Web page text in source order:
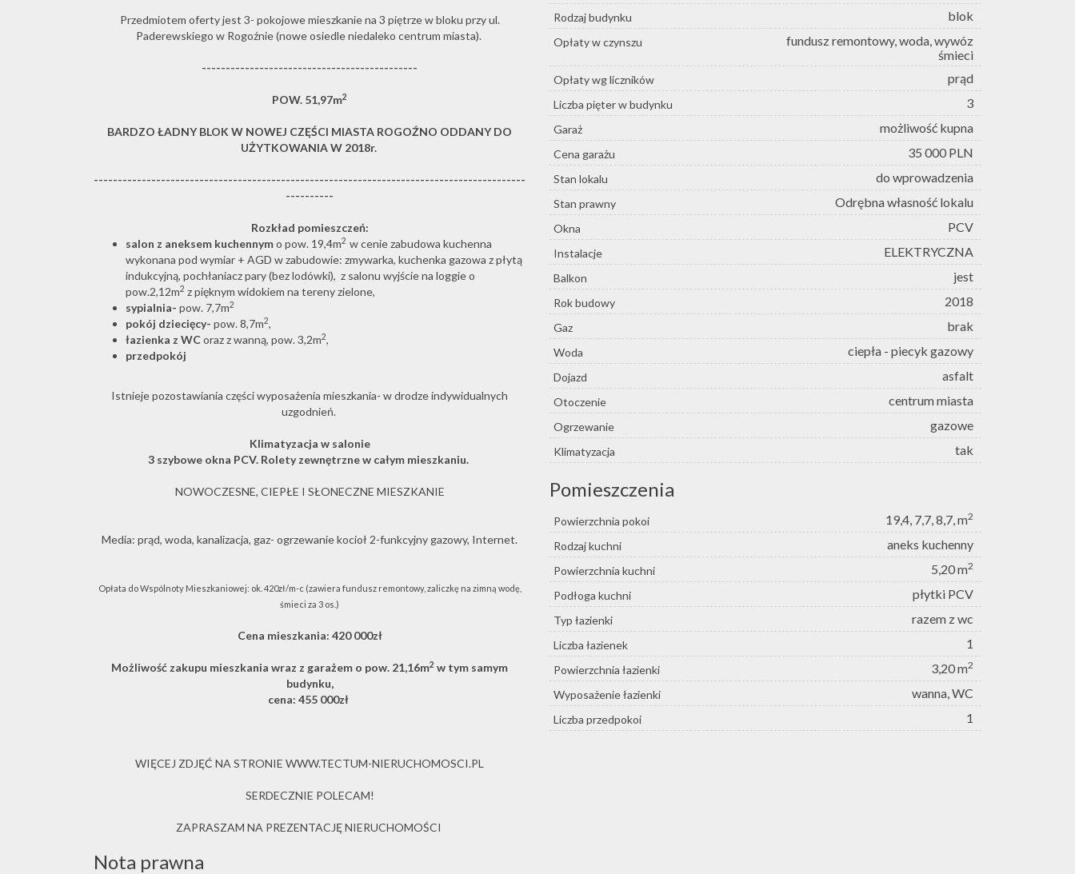
Przedmiotem oferty jest 3- pokojowe mieszkanie na 3 piętrze w bloku przy ul.
Paderewskiego w Rogoźnie (nowe osiedle niedaleko centrum miasta).
---------------------------------------------
POW. 51,97m2
BARDZO ŁADNY BLOK W NOWEJ CZĘŚCI MIASTA ROGOŹNO ODDANY DO
UŻYTKOWANIA W 2018r.
------------------------------------------------------------------------------------------
----------
Rozkład pomieszczeń:
salon z aneksem kuchennymo pow. 19,4m2 w cenie zabudowa kuchenna
wykonana pod wymiar + AGD w zabudowie: zmywarka, kuchenka gazowa z płytą
indukcyjną, pochłaniacz pary (bez lodówki), z salonu wyjście na loggie o
pow.2,12m2 z pięknym widokiem na tereny zielone,
sypialnia- pow. 7,7m2
pokój dziecięcy- pow. 8,7m2,
łazienka z WCoraz z wanną, pow. 3,2m2,
przedpokój
Istnieje pozostawiania części wyposażenia mieszkania- w drodze indywidualnych
uzgodnień.
Klimatyzacja w salonie
3 szybowe okna PCV. Rolety zewnętrzne w całym mieszkaniu.
NOWOCZESNE, CIEPŁE I SŁONECZNE MIESZKANIE
Media: prąd, woda, kanalizacja, gaz- ogrzewanie kocioł 2-funkcyjny gazowy, Internet.
Opłata do Wspólnoty Mieszkaniowej: ok. 420zł/m-c (zawiera fundusz remontowy, zaliczkę na zimną wodę,
śmieci za 3 os.)
Cena mieszkania: 420 000zł
Możliwość zakupu mieszkania wraz z garażem o pow. 21,16m2 w tym samym
budynku,
cena: 455 000zł
WIĘCEJ ZDJĘĆ NA STRONIE WWW.TECTUM-NIERUCHOMOSCI.PL
SERDECZNIE POLECAM!
ZAPRASZAM NA PREZENTACJĘ NIERUCHOMOŚCI
Nota prawna
Rodzaj budynku blok
Opłaty w czynszu
fundusz remontowy, woda, wywóz
śmieci
Opłaty wg liczników prąd
Liczba pięter w budynku 3
Garaż możliwość kupna
Cena garażu 35 000 PLN
Stan lokalu do wprowadzenia
Stan prawny Odrębna własność lokalu
Okna PCV
Instalacje ELEKTRYCZNA
Balkon jest
Rok budowy 2018
Gaz brak
Woda ciepła - piecyk gazowy
Dojazd asfalt
Otoczenie centrum miasta
Ogrzewanie gazowe
Klimatyzacja tak
Pomieszczenia
Powierzchnia pokoi 19,4, 7,7, 8,7, m2
Rodzaj kuchni aneks kuchenny
Powierzchnia kuchni 5,20 m2
Podłoga kuchni płytki PCV
Typ łazienki razem z wc
Liczba łazienek 1
Powierzchnia łazienki 3,20 m2
Wyposażenie łazienki wanna, WC
Liczba przedpokoi 1